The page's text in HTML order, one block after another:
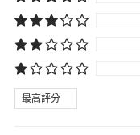
SORT BY